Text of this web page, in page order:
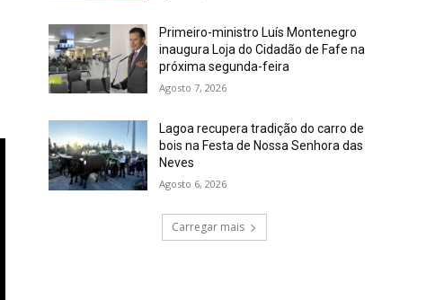
Primeiro-ministro Luís Montenegro
inaugura Loja do Cidadão de Fafe na
próxima segunda-feira
Agosto 7, 2026
Lagoa recupera tradição do carro de
bois na Festa de Nossa Senhora das
Neves
Agosto 6, 2026
Carregar mais